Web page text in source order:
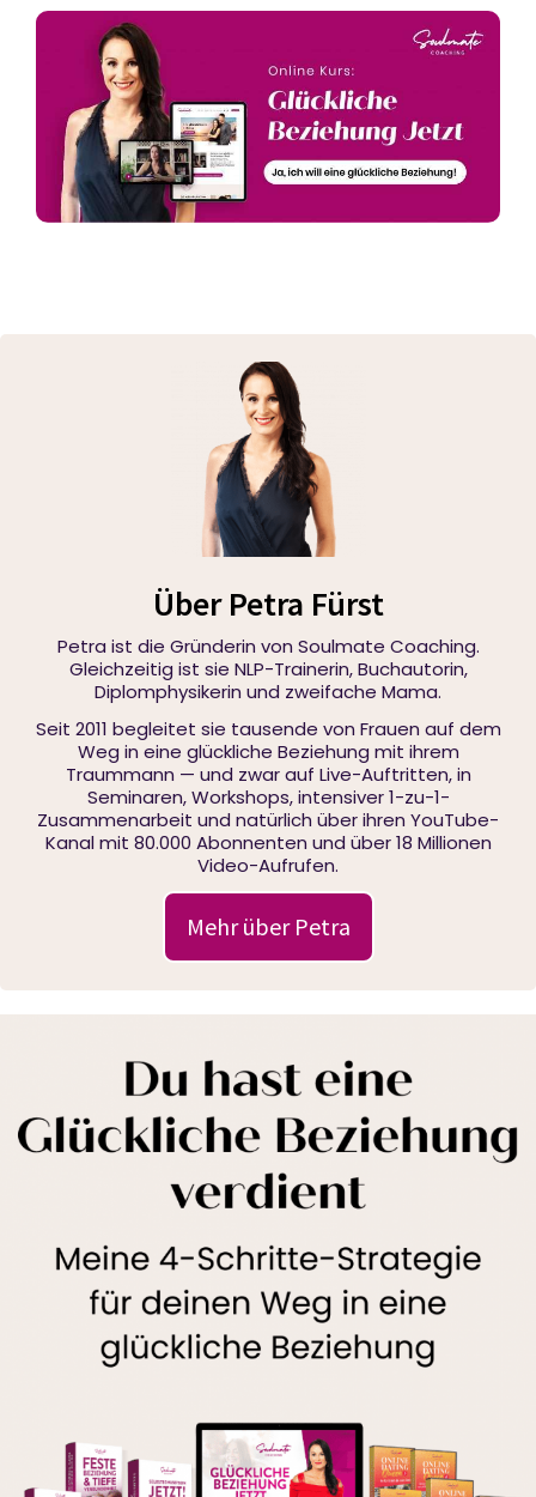
Über Petra Fürst
Petra ist die Gründerin von Soulmate Coaching.
Gleichzeitig ist sie NLP-Trainerin, Buchautorin,
Diplomphysikerin und zweifache Mama.
Seit 2011 begleitet sie tausende von Frauen auf dem
Weg in eine glückliche Beziehung mit ihrem
Traummann — und zwar auf Live-Auftritten, in
Seminaren, Workshops, intensiver 1-zu-1-
Zusammenarbeit und natürlich über ihren YouTube-
Kanal mit 80.000 Abonnenten und über 18 Millionen
Video-Aufrufen.
Mehr über Petra